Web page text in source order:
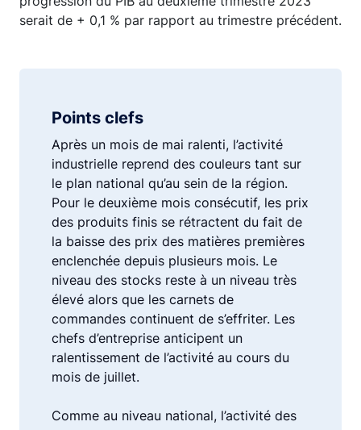
serait de + 0,1 % par rapport au trimestre précédent.
Points clefs
Après un mois de mai ralenti, l’activité
industrielle reprend des couleurs tant sur
le plan national qu’au sein de la région.
Pour le deuxième mois consécutif, les prix
des produits finis se rétractent du fait de
la baisse des prix des matières premières
enclenchée depuis plusieurs mois. Le
niveau des stocks reste à un niveau très
élevé alors que les carnets de
commandes continuent de s’effriter. Les
chefs d’entreprise anticipent un
ralentissement de l’activité au cours du
mois de juillet.
Comme au niveau national, l’activité des